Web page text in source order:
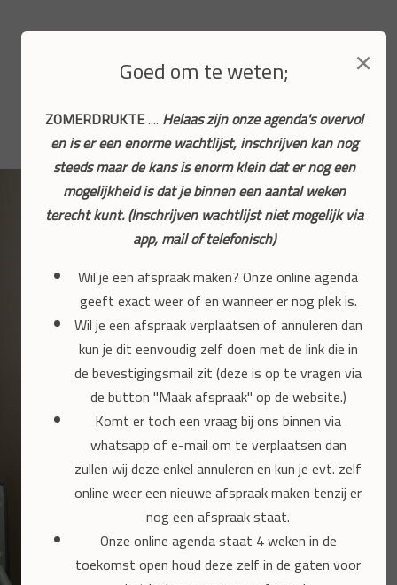
Hartelijke groet,
Laura, Tessa, Fleur, Eva & Mary-Ann
×
Goed om te weten;
ZOMERDRUKTE.... Helaas zijn onze agenda's overvol
en is er een enorme wachtlijst, inschrijven kan nog
steeds maar de kans is enorm klein dat er nog een
mogelijkheid is dat je binnen een aantal weken
terecht kunt. (Inschrijven wachtlijst niet mogelijk via
app, mail of telefonisch)
Wil je een afspraak maken? Onze online agenda
geeft exact weer of en wanneer er nog plek is.
Wil je een afspraak verplaatsen of annuleren dan
kun je dit eenvoudig zelf doen met de link die in
de bevestigingsmail zit (deze is op te vragen via
de button "Maak afspraak" op de website.)
Komt er toch een vraag bij ons binnen via
whatsapp of e-mail om te verplaatsen dan
zullen wij deze enkel annuleren en kun je evt. zelf
online weer een nieuwe afspraak maken tenzij er
nog een afspraak staat.
Onze online agenda staat 4 weken in de
toekomst open houd deze zelf in de gaten voor